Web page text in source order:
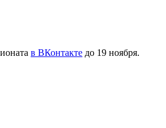
в ВКонтакте до 19 ноября.